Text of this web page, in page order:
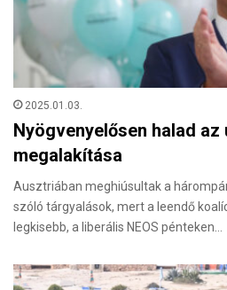
2025.01.03.
Nyögvenyelősen halad
megalakítása
Ausztriában meghiúsultak a
szóló tárgyalások, mert a leendő
legkisebb, a liberális NEOS pénteken…